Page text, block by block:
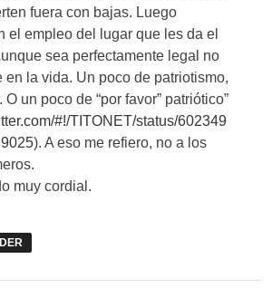
fuera con bajas. Luego
el empleo del lugar que les da el
sea perfectamente legal no
en la vida. Un poco de patriotismo,
O un poco de “por favor” patriótico”
#!/TITONET/status/602349
). A eso me refiero, no a los
muy cordial.